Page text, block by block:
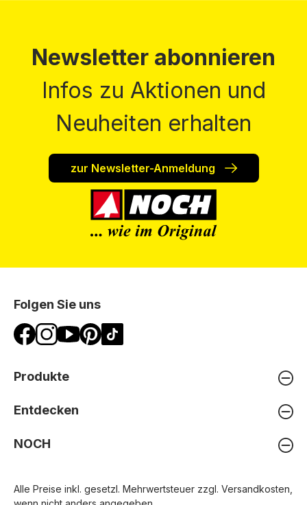
Newsletter abonnieren
Infos zu Aktionen und
Neuheiten erhalten
zur Newsletter-Anmeldung
Folgen Sie uns
Produkte
Entdecken
NOCH
Alle Preise inkl. gesetzl. Mehrwertsteuer zzgl. Versandkosten